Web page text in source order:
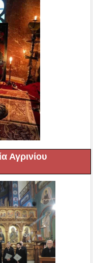
Αγρινίου